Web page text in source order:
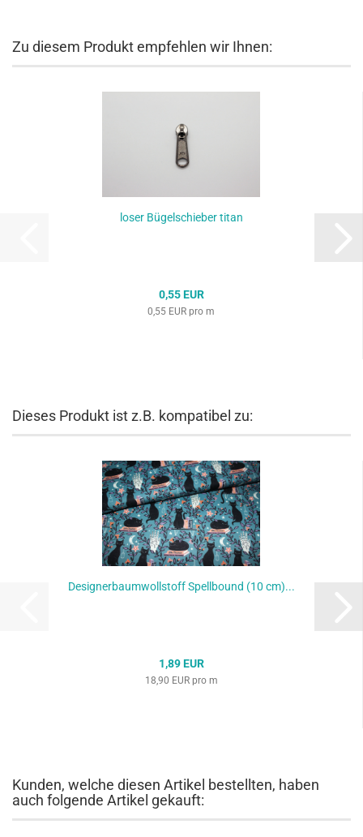
Zu diesem Produkt empfehlen wir Ihnen:
loser Bügelschieber titan
0,55 EUR
0,55 EUR pro m
Dieses Produkt ist z.B. kompatibel zu:
Designerbaumwollstoff Spellbound (10 cm)...
1,89 EUR
18,90 EUR pro m
Kunden, welche diesen Artikel bestellten, haben
auch folgende Artikel gekauft: